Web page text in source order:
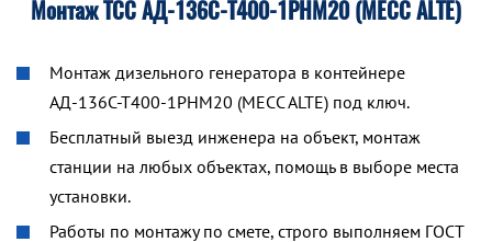
Монтаж ТСС АД-136С-Т400-1РНМ20 (MECC ALTE)
Монтаж дизельного генератора в контейнере
АД-136С-Т400-1РНМ20 (MECC ALTE) под ключ.
Бесплатный выезд инженера на объект, монтаж
станции на любых объектах, помощь в выборе места
установки.
Работы по монтажу по смете, строго выполняем ГОСТ